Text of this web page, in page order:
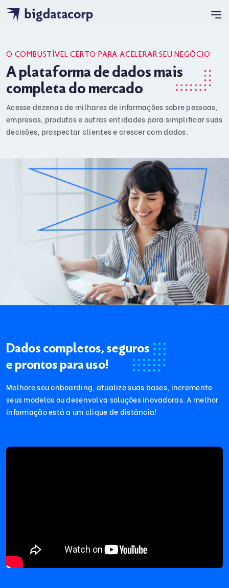
O COMBUSTÍVEL CERTO PARA ACELERAR SEU NEGÓCIO
A plataforma de dados mais
completa do mercado
Acesse dezenas de milhares de informações sobre pessoas,
empresas, produtos e outras entidades para simplificar suas
decisões, prospectar clientes e crescer com dados.
Dados completos, seguros
e prontos para uso!
Melhore seu onboarding, atualize suas bases, incremente
seus modelos ou desenvolva soluções inovadoras. A melhor
informação está a um clique de distância!